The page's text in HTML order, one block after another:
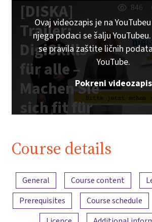
[DISKA]
Trailer:
DigiSkills
für alle –
Machen Sie
sich fit für
Welt!
846
Ovaj videozapis je na
njega podaci se šalju
se pravila zaštite ličnih
YouTube.
Pokreni videozapis
Course details
Content overview
General Course content
Prerequisites
Course schedule